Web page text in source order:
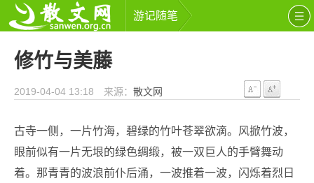
游记随笔
修竹与美藤
2019-04-04 13:18 来源： 散文网
古寺一侧，一片竹海，碧绿的竹叶苍翠欲滴。风掀竹波，
眼前似有一片无垠的绿色绸缎，被一双巨人的手臂舞动
着。那青青的波浪前仆后涌，一波推着一波，闪烁着烈日